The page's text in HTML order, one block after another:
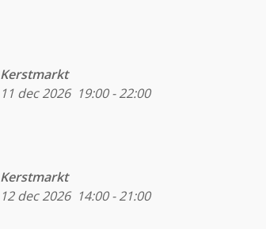
Kerstmarkt
11 dec 2026 19:00-22:00
Kerstmarkt
12 dec 2026 14:00-21:00